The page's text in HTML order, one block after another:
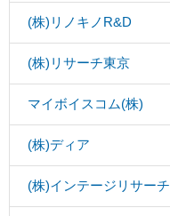
(株)リノキノR&D
(株)リサーチ東京
マイボイスコム(株)
(株)ディア
(株)インテージリサーチ